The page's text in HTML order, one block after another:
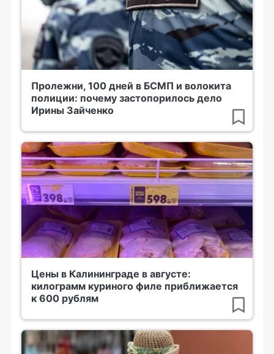
Пролежни, 100 дней в БСМП и волокита
полиции: почему застопорилось дело
Ирины Зайченко
Цены в Калининграде в августе:
килограмм куриного филе приближается
к 600 рублям